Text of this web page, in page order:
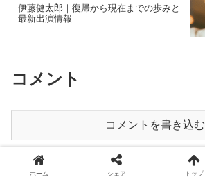
伊藤健太郎｜復帰から現在までの歩みと
最新出演情報
コメント
コメントを書き込む
ホーム
ホーム シェア トップ